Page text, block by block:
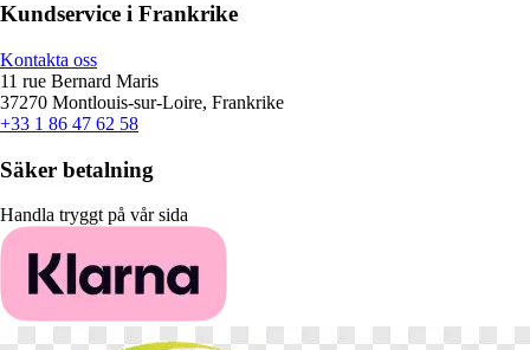
Kundservice i Frankrike
Kontakta oss
11 rue Bernard Maris
37270 Montlouis-sur-Loire, Frankrike
+33 1 86 47 62 58
Säker betalning
Handla tryggt på vår sida